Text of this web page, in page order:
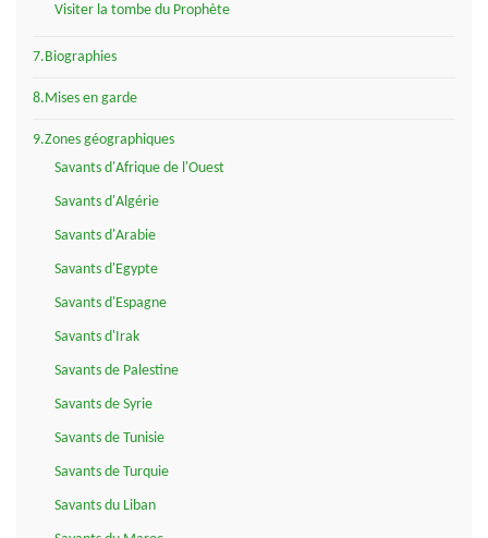
Visiter la tombe du Prophète
7.Biographies
8.Mises en garde
9.Zones géographiques
Savants d'Afrique de l'Ouest
Savants d'Algérie
Savants d'Arabie
Savants d'Egypte
Savants d'Espagne
Savants d'Irak
Savants de Palestine
Savants de Syrie
Savants de Tunisie
Savants de Turquie
Savants du Liban